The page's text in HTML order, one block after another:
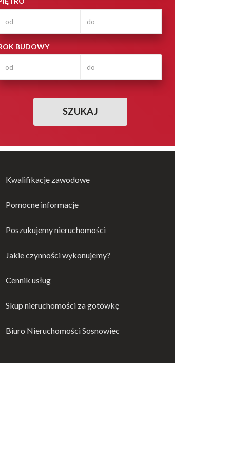
BUDOWY
Kwalifikacje zawodowe
Pomocne informacje
Poszukujemy nieruchomości
Jakie czynności wykonujemy?
Cennik usług
Skup nieruchomości za gotówkę
Biuro Nieruchomości Sosnowiec